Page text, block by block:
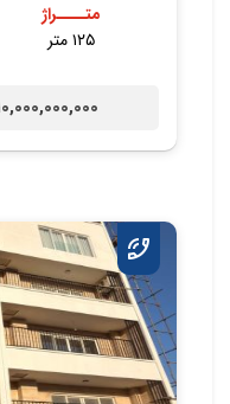
متــــراژ
۱۲۵ متر
10,000,000,000